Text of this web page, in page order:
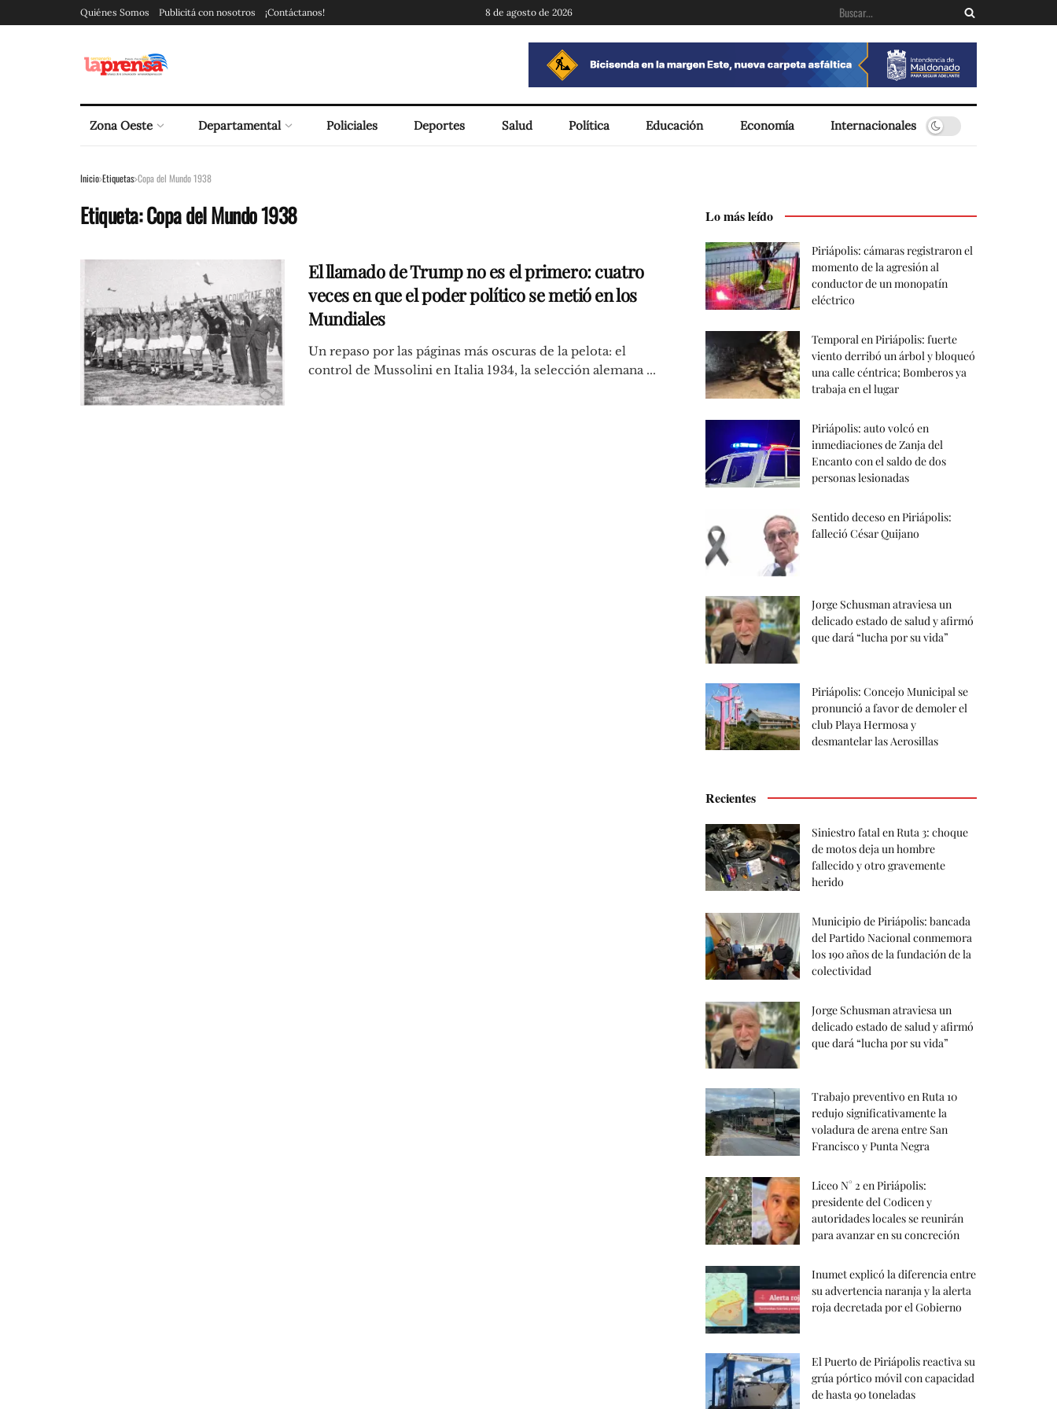
Quiénes Somos Publicitá con nosotros ¡Contáctanos! 8 de agosto de 2026
Zona Oeste Departamental Policiales Deportes Salud Política Educación Economía Internacionales
Inicio Etiquetas Copa del Mundo 1938
Etiqueta:Copa del Mundo 1938
El llamado de Trump no es el primero: cuatro
veces en que el poder político se metió en los
Mundiales
Un repaso por las páginas más oscuras de la pelota: el
control de Mussolini en Italia 1934, la selección alemana ...
Lo más leído
Piriápolis: cámaras registraron el
momento de la agresión al
conductor de un monopatín
eléctrico
Temporal en Piriápolis: fuerte
viento derribó un árbol y bloqueó
una calle céntrica; Bomberos ya
trabaja en el lugar
Piriápolis: auto volcó en
inmediaciones de Zanja del
Encanto con el saldo de dos
personas lesionadas
Sentido deceso en Piriápolis:
falleció César Quijano
Jorge Schusman atraviesa un
delicado estado de salud y afirmó
que dará “lucha por su vida”
Piriápolis: Concejo Municipal se
pronunció a favor de demoler el
club Playa Hermosa y
desmantelar las Aerosillas
Recientes
Siniestro fatal en Ruta 3: choque
de motos deja un hombre
fallecido y otro gravemente
herido
Municipio de Piriápolis: bancada
del Partido Nacional conmemora
los 190 años de la fundación de la
colectividad
Jorge Schusman atraviesa un
delicado estado de salud y afirmó
que dará “lucha por su vida”
Trabajo preventivo en Ruta 10
redujo significativamente la
voladura de arena entre San
Francisco y Punta Negra
Liceo N° 2 en Piriápolis:
presidente del Codicen y
autoridades locales se reunirán
para avanzar en su concreción
Inumet explicó la diferencia entre
su advertencia naranja y la alerta
roja decretada por el Gobierno
El Puerto de Piriápolis reactiva su
grúa pórtico móvil con capacidad
de hasta 90 toneladas